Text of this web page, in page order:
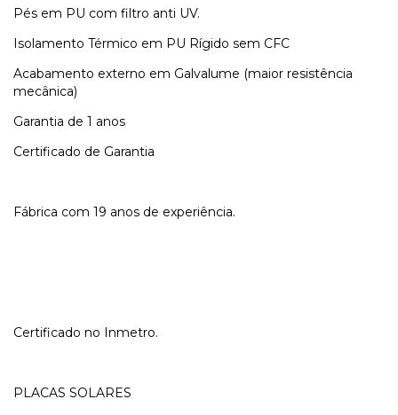
Pés em PU com filtro anti UV.
Isolamento Térmico em PU Rígido sem CFC
Acabamento externo em Galvalume (maior resistência
mecânica)
Garantia de 1 anos
Certificado de Garantia
Fábrica com 19 anos de experiência.
Certificado no Inmetro.
PLACAS SOLARES